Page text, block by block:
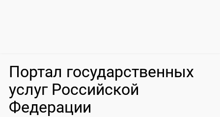
Портал государственных
услуг Российской
Федерации